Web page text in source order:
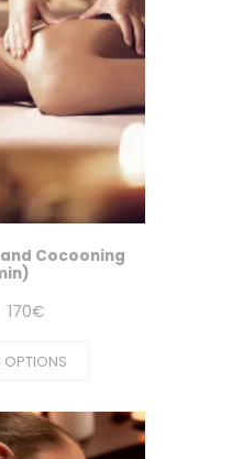
Cocooning
170€Plage
75€
à
OPTIONS